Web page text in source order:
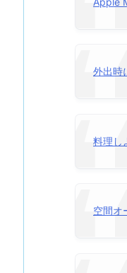
外出時
料理し
空間オ